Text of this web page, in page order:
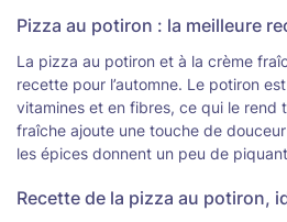
Pizza au potiron : la meilleure
La pizza au potiron et à la crème
recette pour l’automne. Le potiron
vitamines et en fibres, ce qui le rend
fraîche ajoute une touche de
les épices donnent un peu de
Recette de la pizza au potiron,